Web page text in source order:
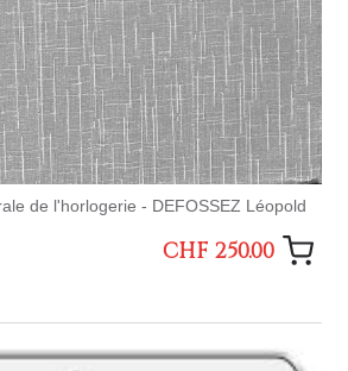
de l'horlogerie - DEFOSSEZ Léopold
CHF 250.00